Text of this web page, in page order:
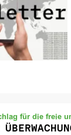
für die freie